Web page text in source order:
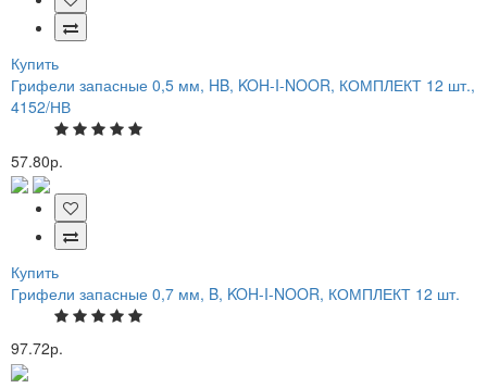
Купить
Грифели запасные 0,5 мм, HB, KOH-I-NOOR, КОМПЛЕКТ 12 шт.,
4152/НВ
57.80р.
Купить
Грифели запасные 0,7 мм, B, KOH-I-NOOR, КОМПЛЕКТ 12 шт.
97.72р.